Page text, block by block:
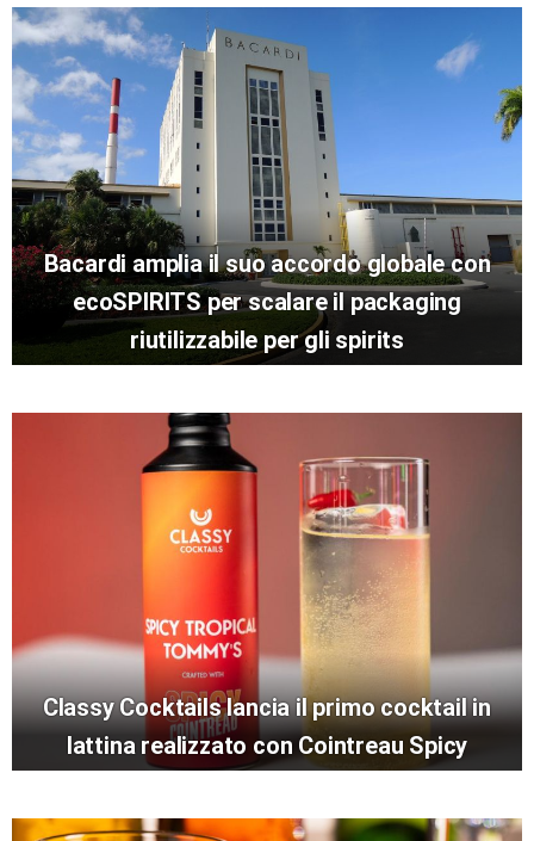
Bacardi amplia il suo accordo globale con
ecoSPIRITS per scalare il packaging
riutilizzabile per gli spirits
Classy Cocktails lancia il primo cocktail in
lattina realizzato con Cointreau Spicy